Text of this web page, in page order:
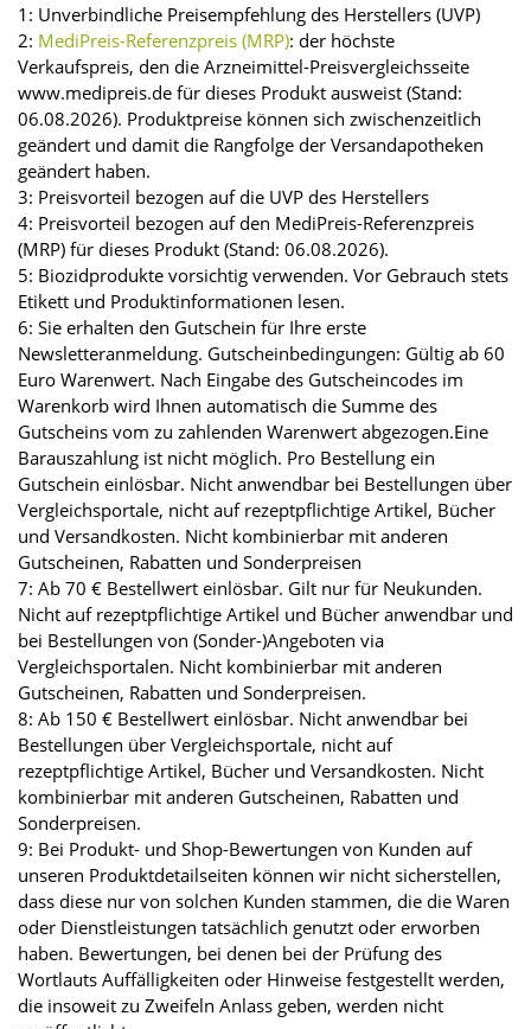
1: Unverbindliche Preisempfehlung des Herstellers (UVP)
2: MediPreis-Referenzpreis (MRP): der höchste
Verkaufspreis, den die Arzneimittel-Preisvergleichsseite
www.medipreis.de für dieses Produkt ausweist (Stand:
06.08.2026). Produktpreise können sich zwischenzeitlich
geändert und damit die Rangfolge der Versandapotheken
geändert haben.
3: Preisvorteil bezogen auf die UVP des Herstellers
4: Preisvorteil bezogen auf den MediPreis-Referenzpreis
(MRP) für dieses Produkt (Stand: 06.08.2026).
5: Biozidprodukte vorsichtig verwenden. Vor Gebrauch stets
Etikett und Produktinformationen lesen.
6: Sie erhalten den Gutschein für Ihre erste
Newsletteranmeldung. Gutscheinbedingungen: Gültig ab 60
Euro Warenwert. Nach Eingabe des Gutscheincodes im
Warenkorb wird Ihnen automatisch die Summe des
Gutscheins vom zu zahlenden Warenwert abgezogen.Eine
Barauszahlung ist nicht möglich. Pro Bestellung ein
Gutschein einlösbar. Nicht anwendbar bei Bestellungen über
Vergleichsportale, nicht auf rezeptpflichtige Artikel, Bücher
und Versandkosten. Nicht kombinierbar mit anderen
Gutscheinen, Rabatten und Sonderpreisen
7: Ab 70 € Bestellwert einlösbar. Gilt nur für Neukunden.
Nicht auf rezeptpflichtige Artikel und Bücher anwendbar und
bei Bestellungen von (Sonder-)Angeboten via
Vergleichsportalen. Nicht kombinierbar mit anderen
Gutscheinen, Rabatten und Sonderpreisen.
8: Ab 150 € Bestellwert einlösbar. Nicht anwendbar bei
Bestellungen über Vergleichsportale, nicht auf
rezeptpflichtige Artikel, Bücher und Versandkosten. Nicht
kombinierbar mit anderen Gutscheinen, Rabatten und
Sonderpreisen.
9: Bei Produkt- und Shop-Bewertungen von Kunden auf
unseren Produktdetailseiten können wir nicht sicherstellen,
dass diese nur von solchen Kunden stammen, die die Waren
oder Dienstleistungen tatsächlich genutzt oder erworben
haben. Bewertungen, bei denen bei der Prüfung des
Wortlauts Auffälligkeiten oder Hinweise festgestellt werden,
die insoweit zu Zweifeln Anlass geben, werden nicht